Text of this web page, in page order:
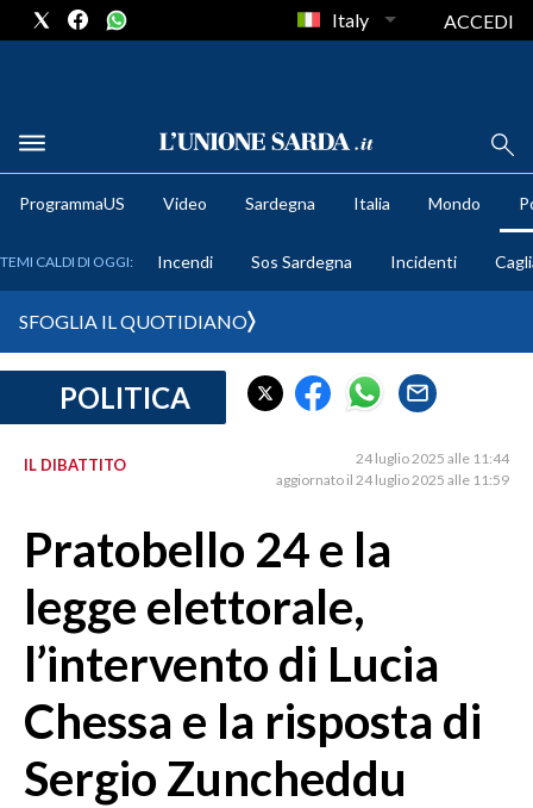
METEO
CRONACA SARDEGNA
PROVINCIA DI CAGLIARI
MEDIO CAMPIDANO
SASSARI E PROVINCIA
GALLURA
NUORO E PROVINCIA
OGLIASTRA
AGENDA
Italy ACCEDI
ProgrammaUS Video Sardegna Italia Mondo
TEMI CALDI DI OGGI: Incendi Sos Sardegna Incidenti
SFOGLIA IL QUOTIDIANO
POLITICA
IL DIBATTITO
24 luglio 2025 alle 11:44
aggiornato il 24 luglio 2025 alle 11:59
Pratobello 24 e la
legge elettorale,
l’intervento di Lucia
Chessa e la risposta di
Sergio Zuncheddu